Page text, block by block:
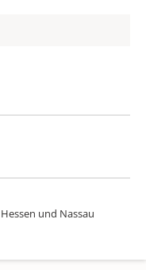
und Nassau